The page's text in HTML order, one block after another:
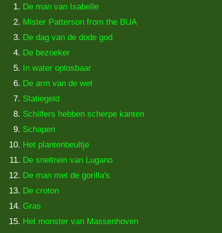
De man van Isabelle
Mister Patterson from the BUA
De dag van de dode god
De bezoeker
In water oplosbaar
De arm van de wet
Statiegeld
Schilfers hebben scherpe kanten
Schapen
Het plantenbeultje
De sneltrein van Lugano
De man met de gorilla's
De croton
Gras
Het monster van Massenhoven